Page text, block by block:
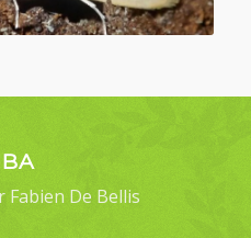
Fabien De Bellis